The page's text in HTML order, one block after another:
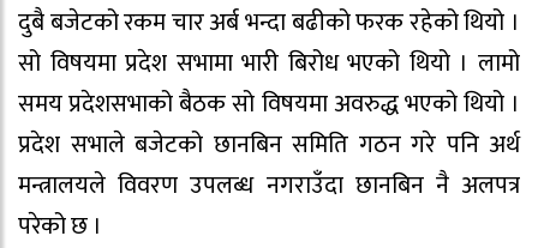
दुबै बजेटको रकम चार अर्ब भन्दा बढीको फरक रहेको थियो ।
सो विषयमा प्रदेश सभामा भारी बिरोध भएको थियो । लामो
समय प्रदेशसभाको बैठक सो विषयमा अवरुद्ध भएको थियो ।
प्रदेश सभाले बजेटको छानबिन समिति गठन गरे पनि अर्थ
मन्त्रालयले विवरण उपलब्ध नगराउँदा छानबिन नै अलपत्र
परेको छ ।